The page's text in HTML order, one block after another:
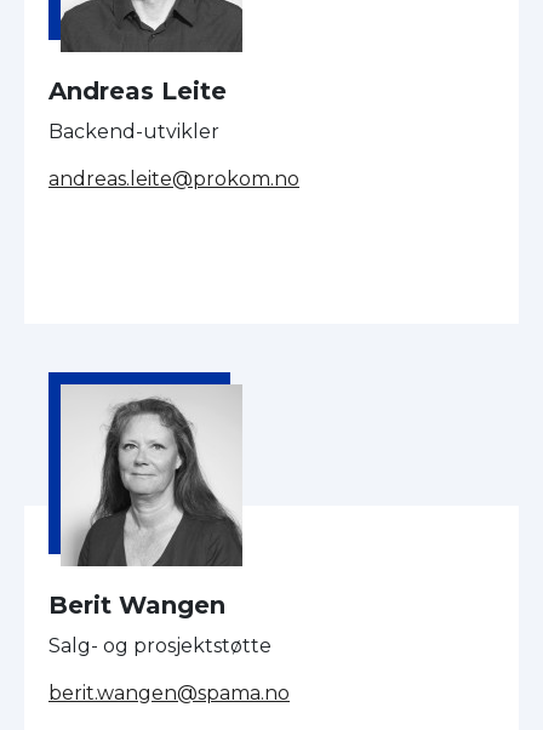
Andreas Leite
Backend-utvikler
andreas.leite@prokom.no
Berit Wangen
Salg- og prosjektstøtte
berit.wangen@spama.no